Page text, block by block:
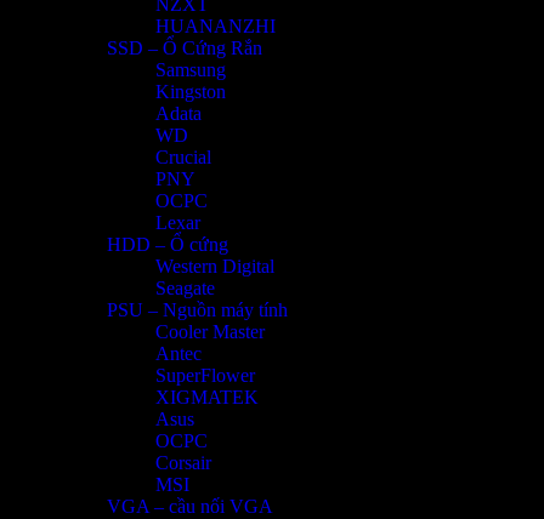
NZXT
HUANANZHI
SSD – Ổ Cứng Rắn
Samsung
Kingston
Adata
WD
Crucial
PNY
OCPC
Lexar
HDD – Ổ cứng
Western Digital
Seagate
PSU – Nguồn máy tính
Cooler Master
Antec
SuperFlower
XIGMATEK
Asus
OCPC
Corsair
MSI
VGA – cầu nối VGA